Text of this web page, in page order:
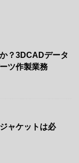
？3DCADデータ
ツ作製業務
ャケットは必